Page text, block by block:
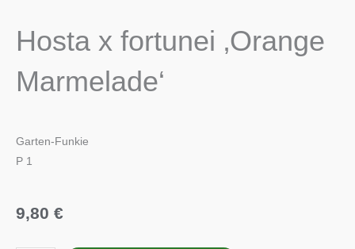
Hosta x fortunei ‚Orange
Marmelade‘
Garten-Funkie
P 1
9,80 €